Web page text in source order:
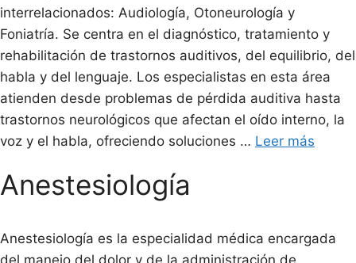
interrelacionados: Audiología, Otoneurología y
Foniatría. Se centra en el diagnóstico, tratamiento y
rehabilitación de trastornos auditivos, del equilibrio, del
habla y del lenguaje. Los especialistas en esta área
atienden desde problemas de pérdida auditiva hasta
trastornos neurológicos que afectan el oído interno, la
voz y el habla, ofreciendo soluciones … Leer más
Anestesiología
Anestesiología es la especialidad médica encargada
del manejo del dolor y de la administración de